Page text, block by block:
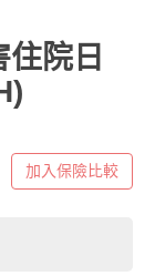
院日
加入保險比較